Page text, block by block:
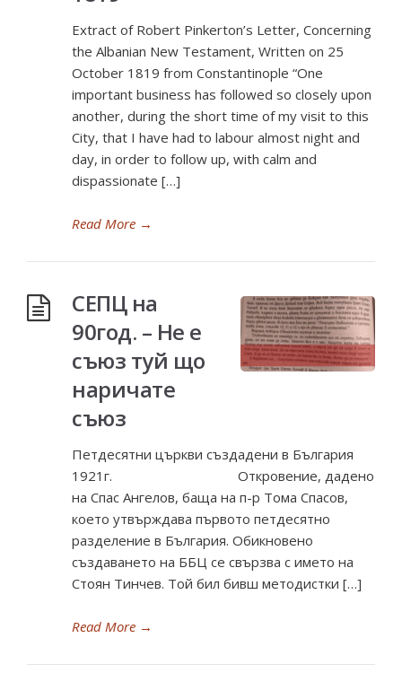
Extract of Robert Pinkerton’s Letter, Concerning
the Albanian New Testament, Written on 25
October 1819 from Constantinople “One
important business has followed so closely upon
another, during the short time of my visit to this
City, that I have had to labour almost night and
day, in order to follow up, with calm and
dispassionate […]
Read More →
СЕПЦ на
90год. – Не е
съюз туй що
наричате
съюз
Петдесятни църкви създадени в България
1921г. Откровение, дадено
на Спас Ангелов, баща на п-р Тома Спасов,
което утвърждава първото петдесятно
разделение в България. Обикновено
създаването на ББЦ се свързва с името на
Стоян Тинчев. Той бил бивш методистки […]
Read More →